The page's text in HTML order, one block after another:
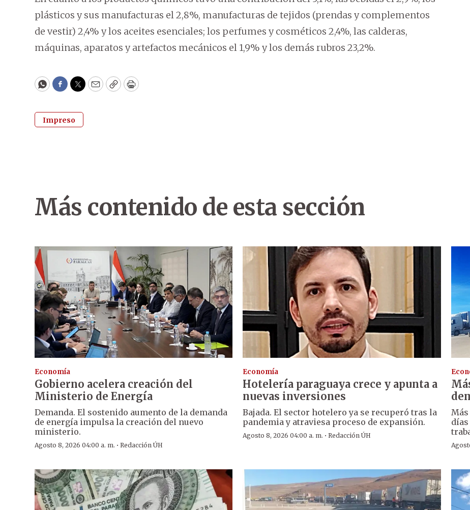
plásticos y sus manufacturas el 2,8%, manufacturas de tejidos (prendas y complementos
de vestir) 2,4% y los aceites esenciales; los perfumes y cosméticos 2,4%, las calderas,
máquinas, aparatos y artefactos mecánicos el 1,9% y los demás rubros 23,2%.
WhatsApp
Facebook
Twitter
EmailCopyPrint
Impreso
Más contenido de esta sección
Economía
Gobierno acelera creación del
Ministerio de Energía
Demanda. El sostenido aumento de la demanda
de energía impulsa la creación del nuevo
ministerio.
Agosto 8, 2026 04:00 a. m. · Redacción ÚH
Economía
Hotelería paraguaya crece y apunta a
nuevas inversiones
Bajada. El sector hotelero ya se recuperó tras la
pandemia y atraviesa proceso de expansión.
Agosto 8, 2026 04:00 a. m. ·Redacción ÚH